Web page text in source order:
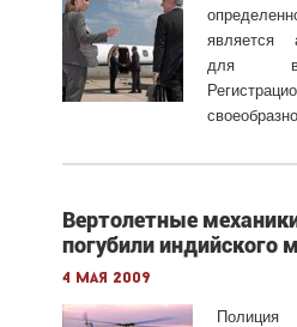
является
для
Вертолетные
погубили индийского
4 мая 2009